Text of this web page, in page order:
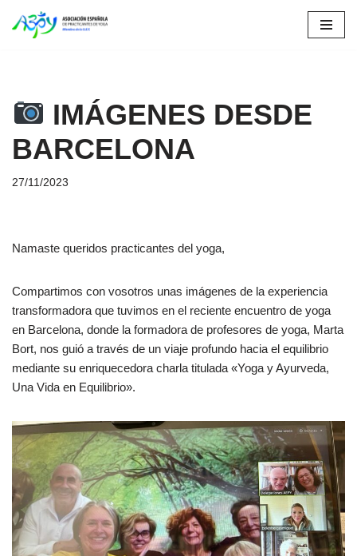
Saltar
IMÁGENES DESDE
BARCELONA
27/11/2023
Namaste queridos practicantes del yoga,
Compartimos con vosotros unas imágenes de la experiencia
transformadora que tuvimos en el reciente encuentro de yoga
en Barcelona, donde la formadora de profesores de yoga, Marta
Bort, nos guió a través de un viaje profundo hacia el equilibrio
mediante su enriquecedora charla titulada «Yoga y Ayurveda,
Una Vida en Equilibrio».